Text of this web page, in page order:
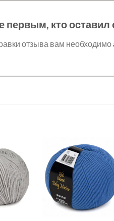
первым, кто оставил
отзыва вам необходимо
в
Добавить в
избранное.